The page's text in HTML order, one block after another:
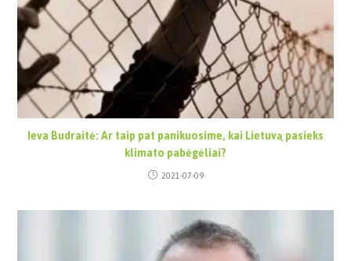
Ieva Budraitė: Ar taip pat panikuosime, kai Lietuvą pasieks
klimato pabėgėliai?
2021-07-09